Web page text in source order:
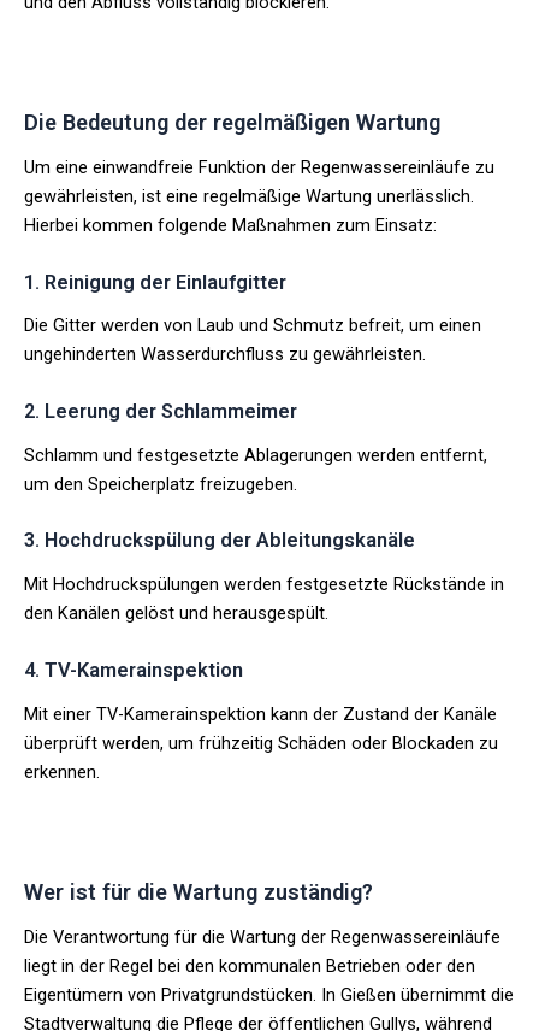
Die Bedeutung der regelmäßigen Wartung
Um eine einwandfreie Funktion der Regenwassereinläufe zu
gewährleisten, ist eine regelmäßige Wartung unerlässlich.
Hierbei kommen folgende Maßnahmen zum Einsatz:
1. Reinigung der Einlaufgitter
Die Gitter werden von Laub und Schmutz befreit, um einen
ungehinderten Wasserdurchfluss zu gewährleisten.
2. Leerung der Schlammeimer
Schlamm und festgesetzte Ablagerungen werden entfernt,
um den Speicherplatz freizugeben.
3. Hochdruckspülung der Ableitungskanäle
Mit Hochdruckspülungen werden festgesetzte Rückstände in
den Kanälen gelöst und herausgespült.
4. TV-Kamerainspektion
Mit einer TV-Kamerainspektion kann der Zustand der Kanäle
überprüft werden, um frühzeitig Schäden oder Blockaden zu
erkennen.
Wer ist für die Wartung zuständig?
Die Verantwortung für die Wartung der Regenwassereinläufe
liegt in der Regel bei den kommunalen Betrieben oder den
Eigentümern von Privatgrundstücken. In Gießen übernimmt die
Stadtverwaltung die Pflege der öffentlichen Gullys, während